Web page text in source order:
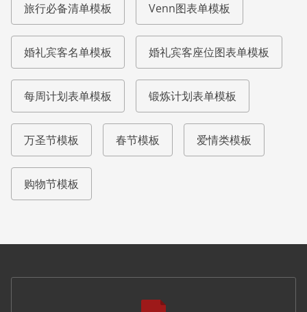
旅行必备清单模板 Venn图表单模板
婚礼宾客名单模板 婚礼宾客座位图表单模板
每周计划表单模板 锻炼计划表单模板
万圣节模板 春节模板 爱情类模板
购物节模板